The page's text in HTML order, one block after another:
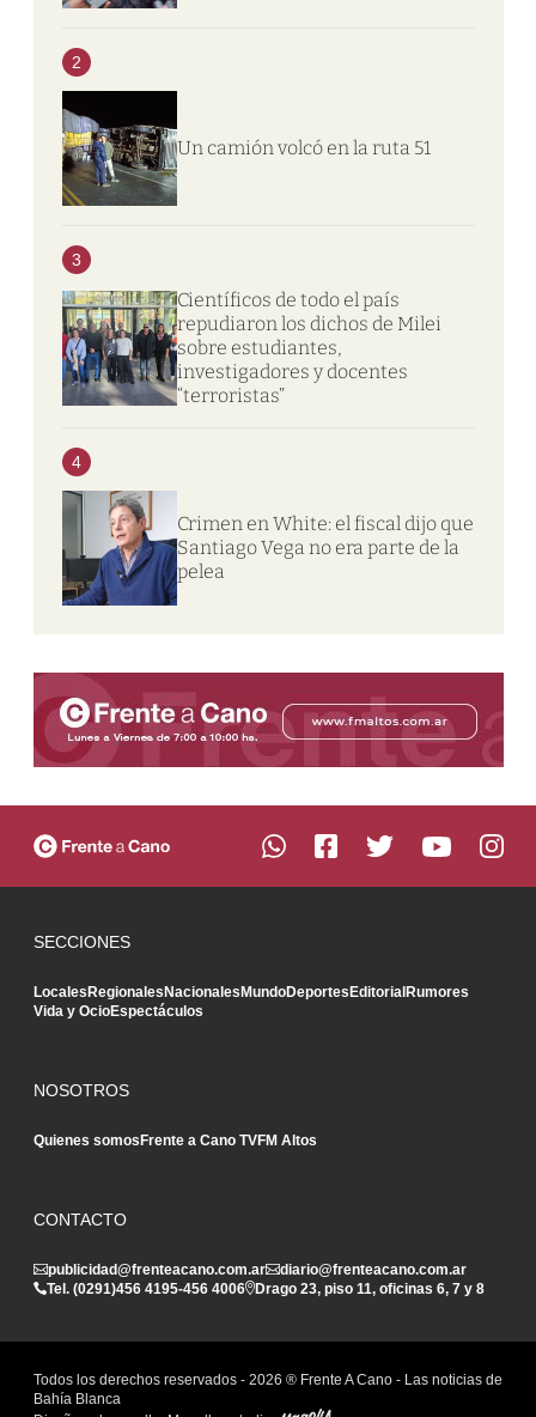
2
Un camión volcó en la ruta 51
3
Científicos de todo el país
repudiaron los dichos de Milei
sobre estudiantes,
investigadores y docentes
“terroristas”
4
Crimen en White: el fiscal dijo que
Santiago Vega no era parte de la
pelea
SECCIONES
Locales Regionales Nacionales MundoDeportes Editorial Rumores
Vida y OcioEspectáculos
NOSOTROS
Quienes somos Frente a Cano TVFM Altos
CONTACTO
publicidad@frenteacano.com.ar
diario@frenteacano.com.ar
Tel. (0291)456 4195-456 4006 Drago 23, piso 11, oficinas 6, 7 y 8
Todos los derechos reservados - 2026 ® Frente A Cano - Las noticias de
Bahía Blanca